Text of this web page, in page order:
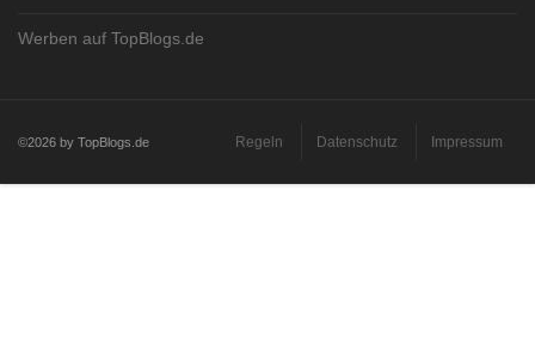
Werben auf TopBlogs.de
©2026 by TopBlogs.de Regeln Datenschutz Impressum